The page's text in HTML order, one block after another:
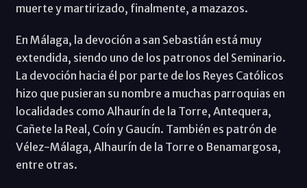
muerte y martirizado, finalmente, a mazazos.
En Málaga, la devoción a san Sebastián está muy
extendida, siendo uno de los patronos del Seminario.
La devoción hacia él por parte de los Reyes Católicos
hizo que pusieran su nombre a muchas parroquias en
localidades como Alhaurín de la Torre, Antequera,
Cañete la Real, Coín y Gaucín. También es patrón de
Vélez-Málaga, Alhaurín de la Torre o Benamargosa,
entre otras.